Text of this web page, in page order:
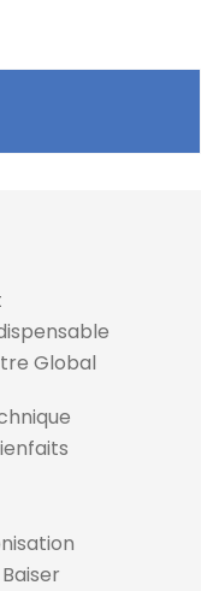
Global